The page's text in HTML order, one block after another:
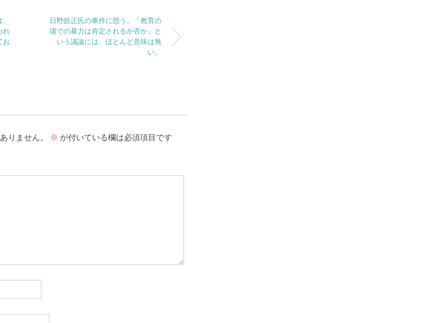
れ
お
日野皓正氏の事件に思う。「教育の
場での暴力は肯定されるか否か」と
いう議論には、ほとんど意味は無
い。
りません。 ※ が付いている欄は必須項目です